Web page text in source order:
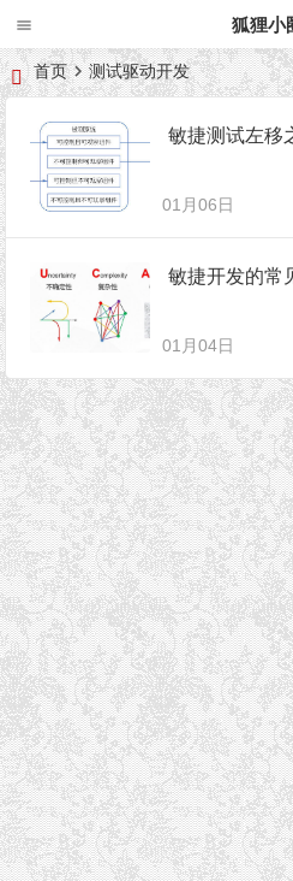
狐狸小
首页 测试驱动开发
敏捷测试左移
01月06日
敏捷开发的常
01月04日